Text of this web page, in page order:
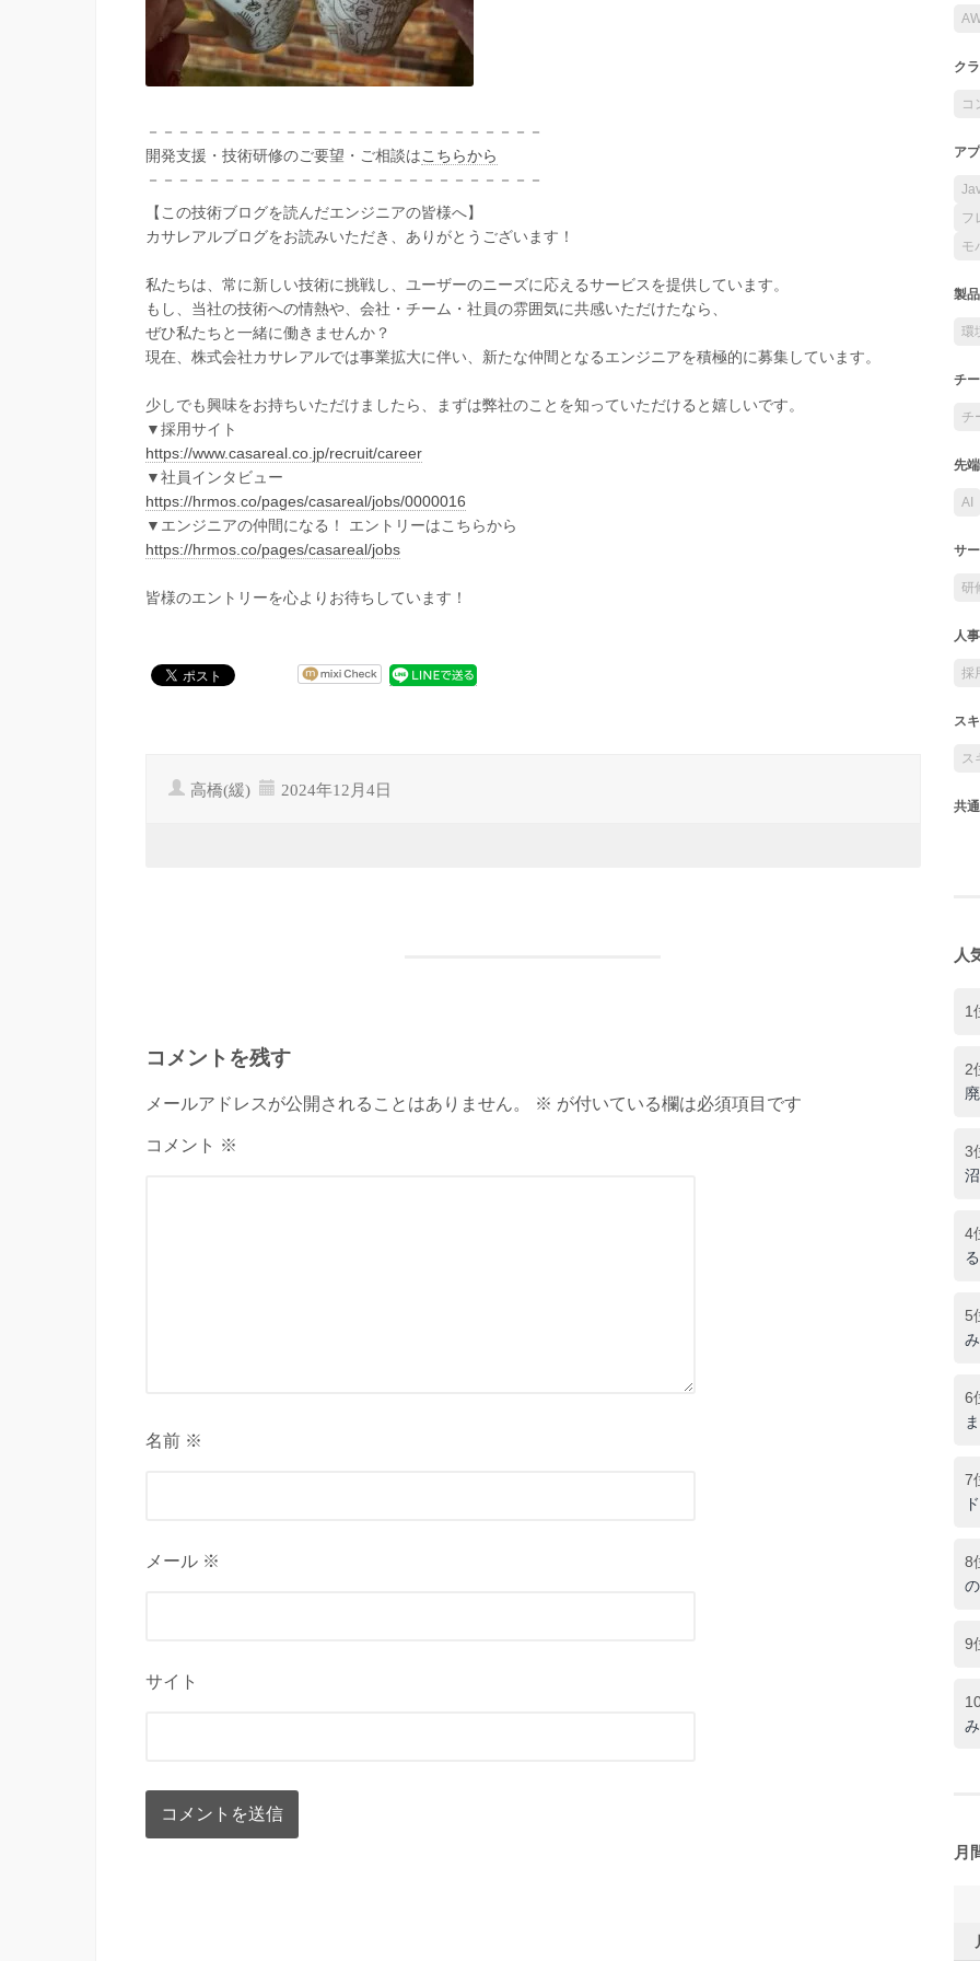
－－－－－－－－－－－－－－－－－－－－－－－－－－
開発支援・技術研修のご要望・ご相談はこちらから
－－－－－－－－－－－－－－－－－－－－－－－－－－
【この技術ブログを読んだエンジニアの皆様へ】
カサレアルブログをお読みいただき、ありがとうございます！
私たちは、常に新しい技術に挑戦し、ユーザーのニーズに応えるサービスを提供しています。
もし、当社の技術への情熱や、会社・チーム・社員の雰囲気に共感いただけたなら、
ぜひ私たちと一緒に働きませんか？
現在、株式会社カサレアルでは事業拡大に伴い、新たな仲間となるエンジニアを積極的に募集しています。
少しでも興味をお持ちいただけましたら、まずは弊社のことを知っていただけると嬉しいです。
▼採用サイト
https://www.casareal.co.jp/recruit/career
▼社員インタビュー
https://hrmos.co/pages/casareal/jobs/0000016
▼エンジニアの仲間になる！ エントリーはこちらから
https://hrmos.co/pages/casareal/jobs
皆様のエントリーを心よりお待ちしています！
高橋(緩) 2024年12月4日
コメントを残す
メールアドレスが公開されることはありません。 ※ が付いている欄は必須項目です
コメント ※
名前 ※
メール ※
サイト
ク
コ
ア
フ
モ
製
環
チ
チ
先
AI
サ
研
人
採
ス
ス
共通
人
1
2
3
沼
4
5
6
7
8
9
月